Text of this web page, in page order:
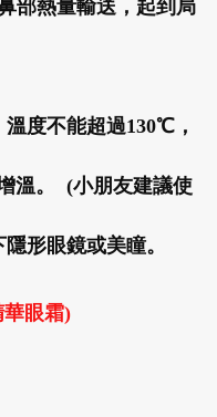
部熱量輸送，起到局
度不能超過130℃，
溫。 (小朋友建議使
形眼鏡或美瞳。
眼霜)